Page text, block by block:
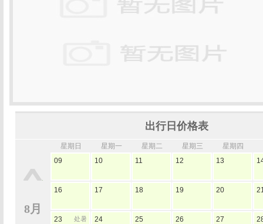
出行日价格表
8月
星期日 星期一 星期二 星期三 星期四
09
10 11 12 13
16 17 18 19 20
23 处暑 24 25 26 27